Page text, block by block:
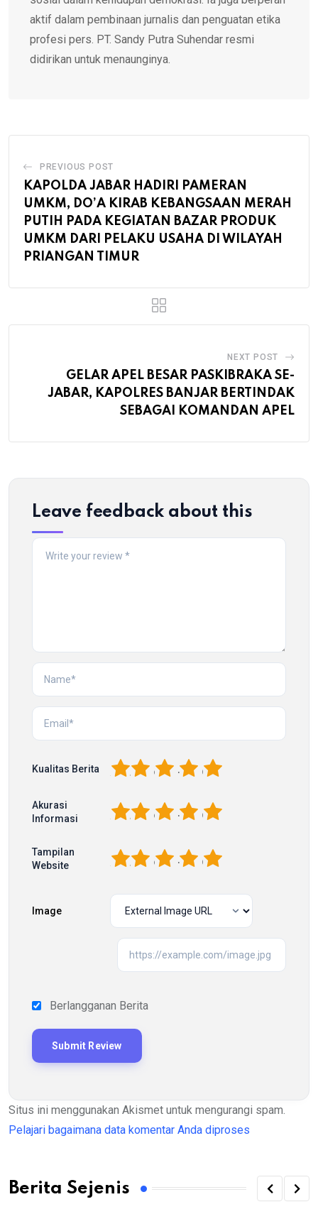
aktif dalam pembinaan jurnalis dan penguatan etika
profesi pers. PT. Sandy Putra Suhendar resmi
didirikan untuk menaunginya.
PREVIOUS POST
KAPOLDA JABAR HADIRI PAMERAN
UMKM, DO’A KIRAB KEBANGSAAN MERAH
PUTIH PADA KEGIATAN BAZAR PRODUK
UMKM DARI PELAKU USAHA DI WILAYAH
PRIANGAN TIMUR
NEXT POST
GELAR APEL BESAR PASKIBRAKA SE-
JABAR, KAPOLRES BANJAR BERTINDAK
SEBAGAI KOMANDAN APEL
Leave feedback about this
Kualitas Berita 5
4
3
2
Akurasi
Informasi
5
4
3
2
Tampilan
Website
5
4
3
2
Image
Berlangganan Berita
Situs ini menggunakan Akismet untuk mengurangi spam.
Pelajari bagaimana data komentar Anda diproses
Berita Sejenis